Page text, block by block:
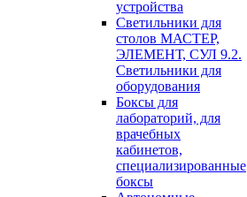
устройства
Светильники для
столов МАСТЕР,
ЭЛЕМЕНТ, СУЛ 9.2.
Светильники для
оборудования
Боксы для
лабораторий, для
врачебных
кабинетов,
специализированные
боксы